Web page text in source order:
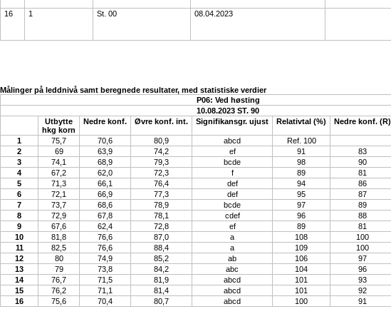
16
1 St. 00 08.04.2023
Målinger på leddnivå samt beregnede resultater, med statistiske verdier
P06: Ved høsting
10.08.2023 ST. 90
Utbytte
hkg korn
Nedre konf. Øvre konf. int. Signifikansgr. ujust Relativtal (%) Nedre konf. (R)
1 75,7 70,6 80,9 abcd
Ref. 100
2
69 63,9 74,2 ef 91 83
3
74,1 68,9 79,3 bcde 98 90
4
67,2 62,0 72,3 f 89 81
5
71,3 66,1 76,4 def 94 86
6
72,1 66,9 77,3 def 95 87
7
73,7 68,6 78,9 bcde 97 89
8
72,9 67,8 78,1 cdef 96 88
9
67,6 62,4 72,8 ef 89 81
10
81,8 76,6 87,0 a 108 100
11
82,5 76,6 88,4 a 109 100
12
80 74,9 85,2 ab 106 97
13
79 73,8 84,2 abc 104 96
14
76,7 71,5 81,9 abcd 101 93
15
76,2 71,1 81,4 abcd 101 92
16
75,6 70,4 80,7 abcd 100 91